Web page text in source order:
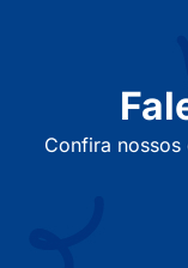
Confira nossos